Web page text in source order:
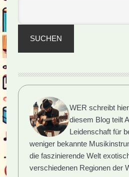
SUCHEN
WER schreibt
diesem Blog teilt
Leidenschaft für
weniger bekannte
die faszinierende Welt
verschiedenen Regionen der